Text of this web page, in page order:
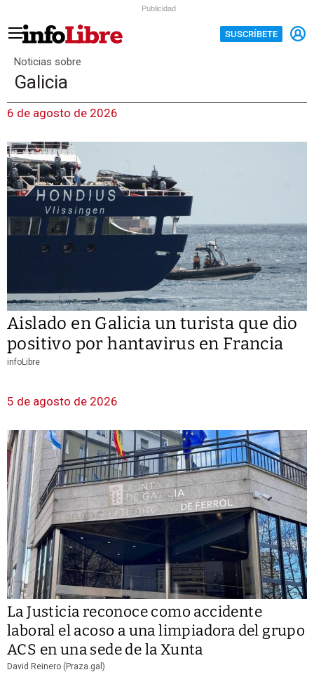
Publicidad
SUSCRÍBETE
Noticias sobre
Galicia
6 de agosto de 2026
Aislado en Galicia un turista que dio
positivo por hantavirus en Francia
infoLibre
5 de agosto de 2026
La Justicia reconoce como accidente
laboral el acoso a una limpiadora del grupo
ACS en una sede de la Xunta
David Reinero (Praza.gal)